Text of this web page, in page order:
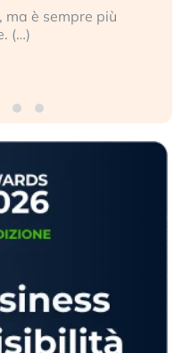
ignorare il rischio